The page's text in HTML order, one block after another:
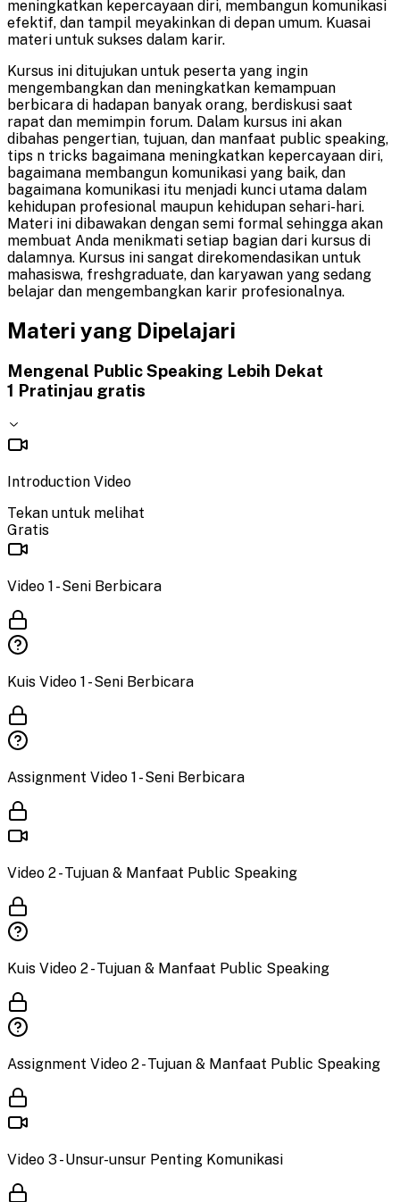
meningkatkan kepercayaan diri, membangun komunikasi
efektif, dan tampil meyakinkan di depan umum. Kuasai
materi untuk sukses dalam karir.
Kursus ini ditujukan untuk peserta yang ingin
mengembangkan dan meningkatkan kemampuan
berbicara di hadapan banyak orang, berdiskusi saat
rapat dan memimpin forum. Dalam kursus ini akan
dibahas pengertian, tujuan, dan manfaat public speaking,
tips n tricks bagaimana meningkatkan kepercayaan diri,
bagaimana membangun komunikasi yang baik, dan
bagaimana komunikasi itu menjadi kunci utama dalam
kehidupan profesional maupun kehidupan sehari-hari.
Materi ini dibawakan dengan semi formal sehingga akan
membuat Anda menikmati setiap bagian dari kursus di
dalamnya. Kursus ini sangat direkomendasikan untuk
mahasiswa, freshgraduate, dan karyawan yang sedang
belajar dan mengembangkan karir profesionalnya.
Materi yang Dipelajari
Mengenal Public Speaking Lebih Dekat
1 Pratinjau gratis
Introduction Video
Tekan untuk melihat
Gratis
Video 1 - Seni Berbicara
Kuis Video 1 - Seni Berbicara
Assignment Video 1 - Seni Berbicara
Video 2 - Tujuan & Manfaat Public Speaking
Kuis Video 2 - Tujuan & Manfaat Public Speaking
Assignment Video 2 - Tujuan & Manfaat Public Speaking
Video 3 - Unsur-unsur Penting Komunikasi